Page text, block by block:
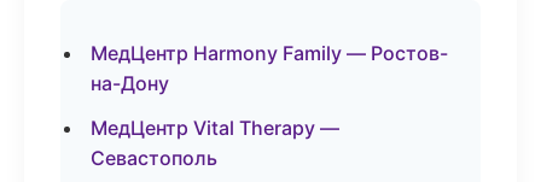
МедЦентр Harmony Family — Ростов-
на-Дону
МедЦентр Vital Therapy —
Севастополь